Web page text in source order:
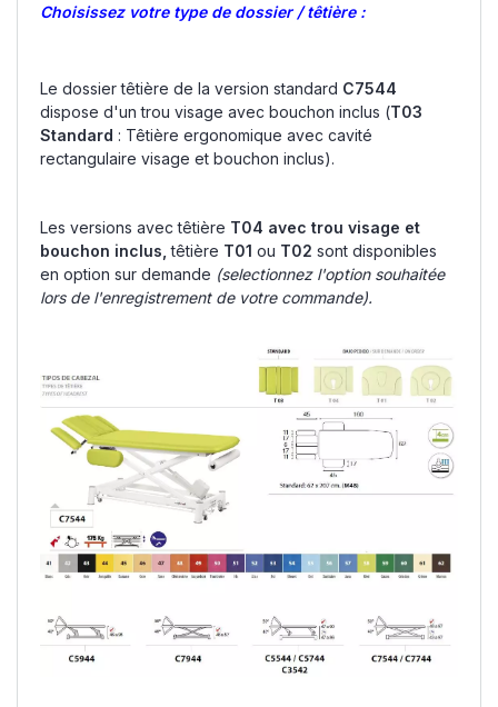
Choisissez votre type de dossier / têtière :
Le dossier têtière de la version standard C7544
dispose d'un trou visage avec bouchon inclus (T03
Standard : Têtière ergonomique avec cavité
rectangulaire visage et bouchon inclus).
Les versions avec têtière T04 avec trou visage et
bouchon inclus, têtière T01 ou T02 sont disponibles
en option sur demande (selectionnez l'option souhaitée
lors de l'enregistrement de votre commande).